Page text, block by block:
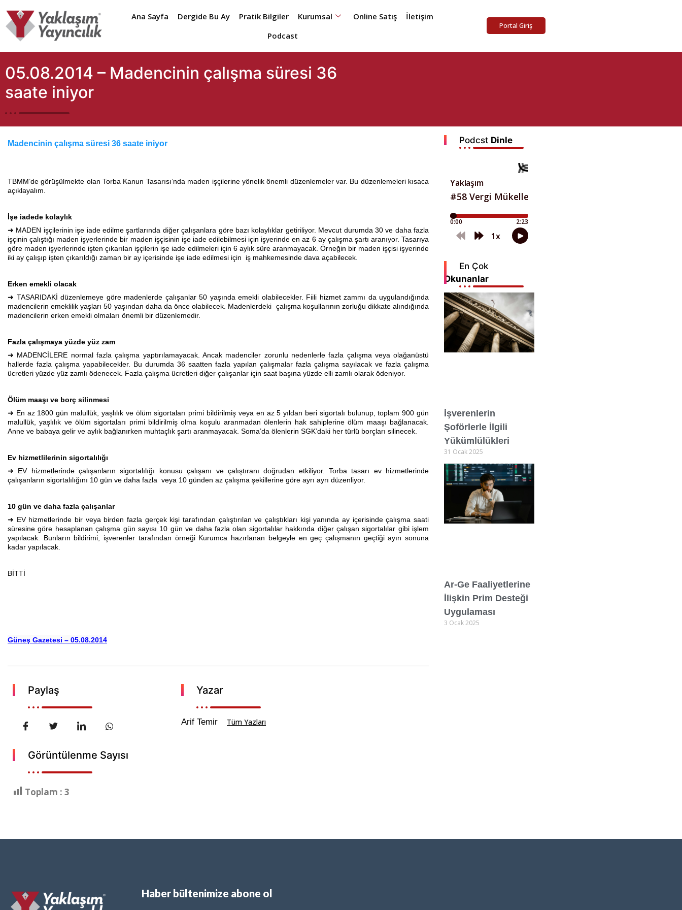
Ana Sayfa Dergide Bu Ay Pratik Bilgiler Kurumsal Online Satış
İletişim
Podcast
Portal Giriş
05.08.2014 – Madencinin çalışma süresi 36
saate iniyor
Madencinin çalışma süresi 36 saate iniyor
TBMM’de görüşülmekte olan Torba Kanun Tasarısı’nda maden işçilerine yönelik önemli düzenlemeler var. Bu düzenlemeleri kısaca
açıklayalım.
İşe iadede kolaylık
➜ MADEN işçilerinin işe iade edilme şartlarında diğer çalışanlara göre bazı kolaylıklar getiriliyor. Mevcut durumda 30 ve daha fazla
işçinin çalıştığı maden işyerlerinde bir maden işçisinin işe iade edilebilmesi için işyerinde en az 6 ay çalışma şartı aranıyor. Tasarıya
göre maden işyerlerinde işten çıkarılan işçilerin işe iade edilmeleri için 6 aylık süre aranmayacak. Örneğin bir maden işçisi işyerinde
iki ay çalışıp işten çıkarıldığı zaman bir ay içerisinde işe iade edilmesi için iş mahkemesinde dava açabilecek.
Erken emekli olacak
➜ TASARIDAKİ düzenlemeye göre madenlerde çalışanlar 50 yaşında emekli olabilecekler. Fiili hizmet zammı da uygulandığında
madencilerin emeklilik yaşları 50 yaşından daha da önce olabilecek. Madenlerdeki çalışma koşullarının zorluğu dikkate alındığında
madencilerin erken emekli olmaları önemli bir düzenlemedir.
Fazla çalışmaya yüzde yüz zam
➜ MADENCİLERE normal fazla çalışma yaptırılamayacak. Ancak madenciler zorunlu nedenlerle fazla çalışma veya olağanüstü
hallerde fazla çalışma yapabilecekler. Bu durumda 36 saatten fazla yapılan çalışmalar fazla çalışma sayılacak ve fazla çalışma
ücretleri yüzde yüz zamlı ödenecek. Fazla çalışma ücretleri diğer çalışanlar için saat başına yüzde elli zamlı olarak ödeniyor.
Ölüm maaşı ve borç silinmesi
➜ En az 1800 gün malullük, yaşlılık ve ölüm sigortaları primi bildirilmiş veya en az 5 yıldan beri sigortalı bulunup, toplam 900 gün
malullük, yaşlılık ve ölüm sigortaları primi bildirilmiş olma koşulu aranmadan ölenlerin hak sahiplerine ölüm maaşı bağlanacak.
Anne ve babaya gelir ve aylık bağlanırken muhtaçlık şartı aranmayacak. Soma’da ölenlerin SGK’daki her türlü borçları silinecek.
Ev hizmetlilerinin sigortalılığı
➜ EV hizmetlerinde çalışanların sigortalılığı konusu çalışanı ve çalıştıranı doğrudan etkiliyor. Torba tasarı ev hizmetlerinde
çalışanların sigortalılığını 10 gün ve daha fazla veya 10 günden az çalışma şekillerine göre ayrı ayrı düzenliyor.
10 gün ve daha fazla çalışanlar
➜ EV hizmetlerinde bir veya birden fazla gerçek kişi tarafından çalıştırılan ve çalıştıkları kişi yanında ay içerisinde çalışma saati
süresine göre hesaplanan çalışma gün sayısı 10 gün ve daha fazla olan sigortalılar hakkında diğer çalışan sigortalılar gibi işlem
yapılacak. Bunların bildirimi, işverenler tarafından örneği Kurumca hazırlanan belgeyle en geç çalışmanın geçtiği ayın sonuna
kadar yapılacak.
BİTTİ
Güneş Gazetesi – 05.08.2014
Paylaş Yazar
Arif Temir Tüm Yazları
Görüntülenme Sayısı
Toplam : 3
Podcst Dinle
En Çok
Okunanlar
İşverenlerin
Şoförlerle İlgili
Yükümlülükleri
31 Ocak 2025
Ar-Ge Faaliyetlerine
İlişkin Prim Desteği
Uygulaması
3 Ocak 2025
Haber bültenimize abone ol